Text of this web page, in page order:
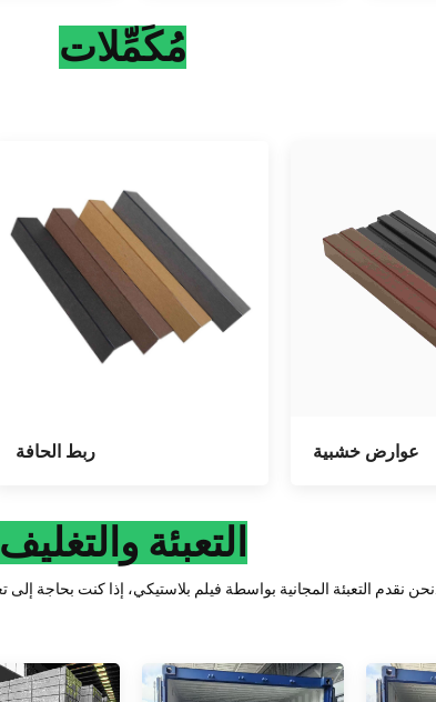
مُكَمِّلات
ربط الحافة عوارض خشبية
التعبئة والتغليف